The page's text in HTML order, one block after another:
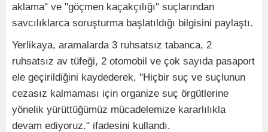
aklama" ve "göçmen kaçakçılığı" suçlarından
savcılıklarca soruşturma başlatıldığı bilgisini paylaştı.
Yerlikaya, aramalarda 3 ruhsatsız tabanca, 2
ruhsatsız av tüfeği, 2 otomobil ve çok sayıda pasaport
ele geçirildiğini kaydederek, "Hiçbir suç ve suçlunun
cezasız kalmaması için organize suç örgütlerine
yönelik yürüttüğümüz mücadelemize kararlılıkla
devam ediyoruz." ifadesini kullandı.